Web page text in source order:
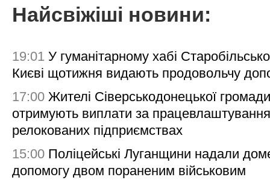
Найсвіжіші новини:
19:01 У гуманітарному хабі
Києві щотижня видають продовольчу
17:00 Жителі Сіверськодонецької
отримують виплати за
релокованих підприємствах
15:00 Поліцейські Луганщини надали
допомогу двом пораненим військовим